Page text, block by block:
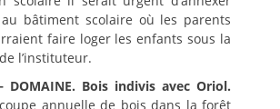
bâtiment scolaire où les parents
faire loger les enfants sous la
l’instituteur.
DOMAINE. Bois indivis avec Oriol.
annuelle de bois dans la forêt